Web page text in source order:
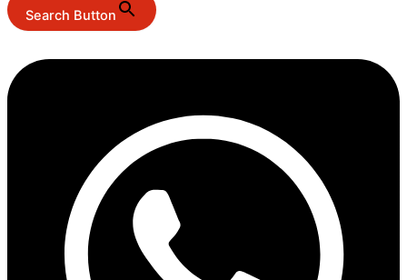
Search Button